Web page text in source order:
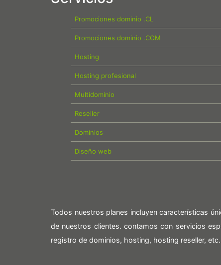
Promociones dominio .CL
Promociones dominio .COM
Hosting
Hosting profesional
Multidominio
Reseller
Dominios
Diseño web
Todos nuestros planes incluyen características
de nuestros clientes. contamos con servicios
registro de dominios, hosting, hosting reseller, etc.